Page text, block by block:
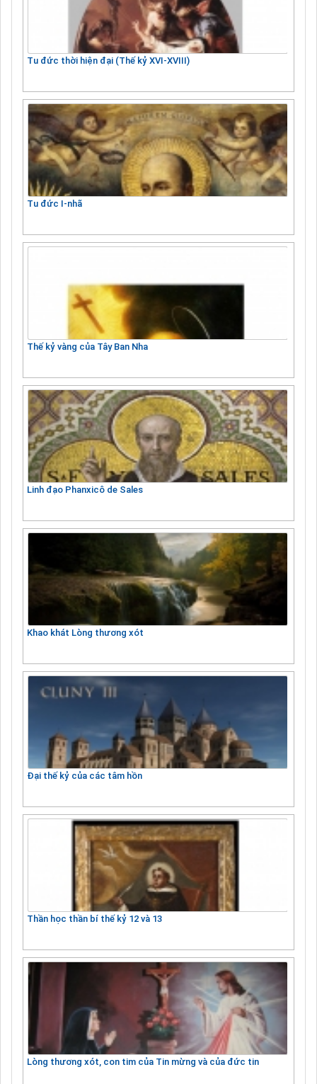
Tu đức thời hiện đại (Thế kỷ XVI-XVIII)
Tu đức I-nhã
Thế kỷ vàng của Tây Ban Nha
Linh đạo Phanxicô de Sales
Khao khát Lòng thương xót
Đại thế kỷ của các tâm hồn
Thần học thần bí thế kỷ 12 và 13
Lòng thương xót, con tim của Tin mừng và của đức tin